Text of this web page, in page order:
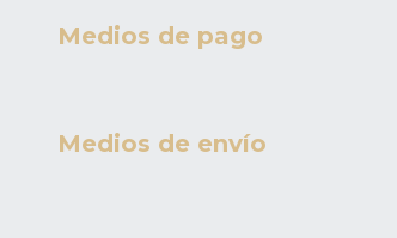
Medios de pago
Medios de envío